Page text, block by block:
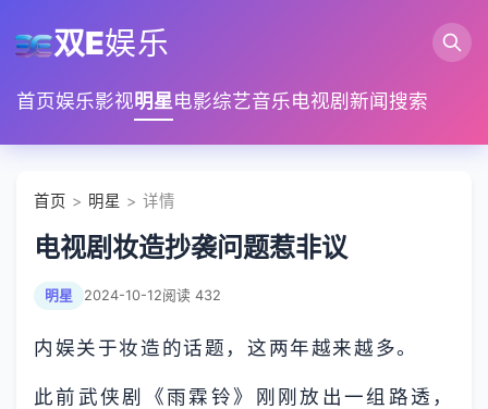
双E娱乐
首页娱乐影视明星电影综艺音乐电视剧 新闻搜索
首页 > 明星 > 详情
电视剧妆造抄袭问题惹非议
明星 2024-10-12阅读 432
内娱关于妆造的话题，这两年越来越多。
此前武侠剧《雨霖铃》刚刚放出一组路透，